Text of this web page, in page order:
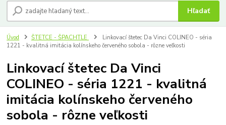
Hľadať
Úvod ŠTETCE - ŠPACHTLE
Linkovací štetec Da Vinci COLINEO - séria
1221 - kvalitná imitácia kolínskeho červeného sobola - rôzne veľkosti
Linkovací štetec Da Vinci
COLINEO - séria 1221 - kvalitná
imitácia kolínskeho červeného
sobola - rôzne veľkosti